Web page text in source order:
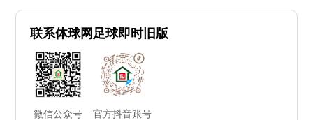
联系体球网足球即时旧版
微信公众号 官方抖音账号